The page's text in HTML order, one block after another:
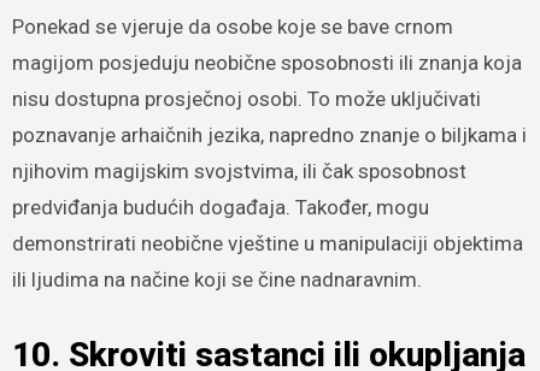
Ponekad se vjeruje da osobe koje se bave crnom
magijom posjeduju neobične sposobnosti ili znanja koja
nisu dostupna prosječnoj osobi. To može uključivati
poznavanje arhaičnih jezika, napredno znanje o biljkama i
njihovim magijskim svojstvima, ili čak sposobnost
predviđanja budućih događaja. Također, mogu
demonstrirati neobične vještine u manipulaciji objektima
ili ljudima na načine koji se čine nadnaravnim.
10. Skroviti sastanci ili okupljanja